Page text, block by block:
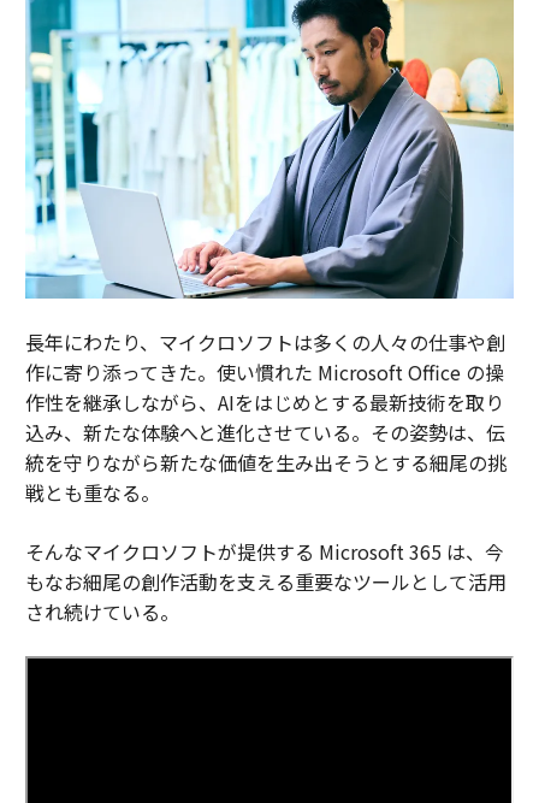
長年にわたり、マイクロソフトは多くの人々の仕事や創
作に寄り添ってきた。使い慣れた Microsoft Office の操
作性を継承しながら、AIをはじめとする最新技術を取り
込み、新たな体験へと進化させている。その姿勢は、伝
統を守りながら新たな価値を生み出そうとする細尾の挑
戦とも重なる。
そんなマイクロソフトが提供する Microsoft 365 は、今
もなお細尾の創作活動を支える重要なツールとして活用
され続けている。